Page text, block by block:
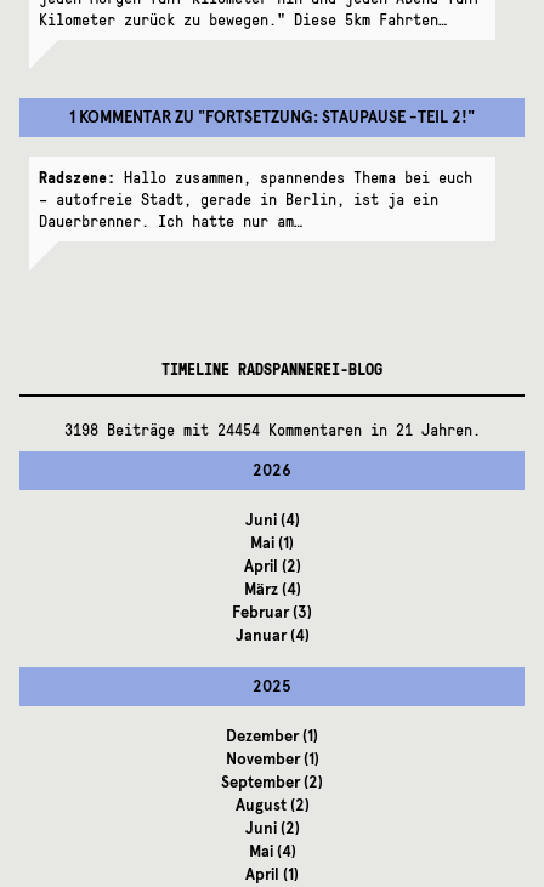
Kilometer zurück zu bewegen." Diese 5km Fahrten…
1 KOMMENTARZU "FORTSETZUNG: STAUPAUSE -TEIL 2!"
Radszene: Hallo zusammen, spannendes Thema bei euch
– autofreie Stadt, gerade in Berlin, ist ja ein
Dauerbrenner. Ich hatte nur am…
TIMELINE RADSPANNEREI-BLOG
3198 Beiträge mit 24454 Kommentaren in 21 Jahren.
2026
Juni(4)
Mai(1)
April (2)
März(4)
Februar(3)
Januar(4)
2025
Dezember(1)
November(1)
September(2)
August(2)
Juni(2)
Mai(4)
April (1)